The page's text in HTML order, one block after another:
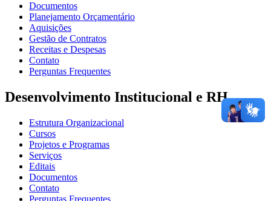
Documentos
Planejamento Orçamentário
Aquisições
Gestão de Contratos
Receitas e Despesas
Contato
Perguntas Frequentes
Desenvolvimento Institucional e RH
Estrutura Organizacional
Cursos
Projetos e Programas
Serviços
Editais
Documentos
Contato
Perguntas Frequentes